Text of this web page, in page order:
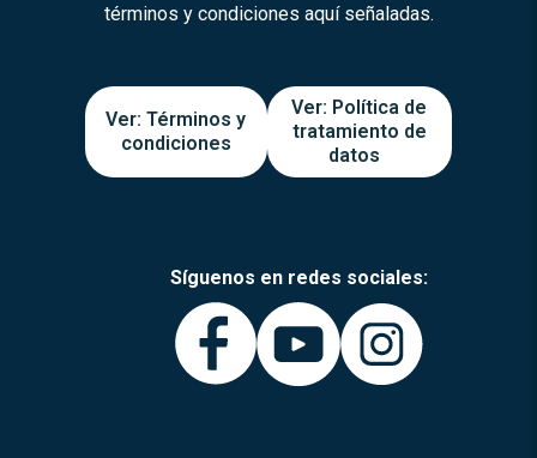
términos y condiciones aquí señaladas.
Ver: Términos y
condiciones
Ver: Política de
tratamiento de
datos
Síguenos en redes sociales: